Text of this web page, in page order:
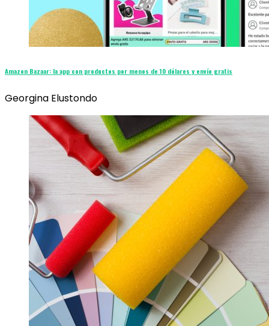
Amazon Bazaar: la app con productos por menos de 10 dólares y envío gratis
Georgina Elustondo